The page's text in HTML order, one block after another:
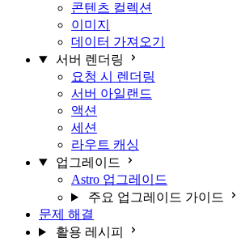
콘텐츠 컬렉션
이미지
데이터 가져오기
서버 렌더링
요청 시 렌더링
서버 아일랜드
액션
세션
라우트 캐싱
업그레이드
Astro 업그레이드
주요 업그레이드 가이드
문제 해결
활용 레시피